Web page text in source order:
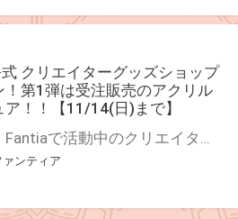
クリエイターグッズショップ
！第1弾は受注販売のアクリル
ア！！【11/14(日)まで】
この度、Fantiaで活動中のクリエイターのグッズを代行して製作、そして販売を行う、Fantia公式が運営するファンクラブ、Fantia公式 クリエイターグッズショップがオープンしました！！ 第1弾である10月のグッズは、アクリルフィギュア！ 本日より受注開始しました！！ https://bit.ly/3G3yLOf こちらのファンクラブの特徴は、 ・販売されるグッズやクリエイターは毎月変わります！ ・グッズは全て期間限定での受注販売！ ・グッズに使われるイラストや商品説明、販売価格は全てFantiaで活動中のクリエイターが設定！ ・グッズの売上から製造価格が引かれた額がクリエイターへ還元されます！ 第1弾・アクリルフィギュアに今回ご参加いただいたクリエイターは6名です！ ・冬白こはく ・秋月ノエル ・稲荷もち ・さいくら・のうしゅ ・池村ヒロイチ ・庚 ※順不同・敬称略※ 受注〆切は11月14日(日)までとなっておりますので、この機会をお見逃しなく！！ 毎月様々なグッズをご紹介していきますので、ご期待下さい！！
ンティア